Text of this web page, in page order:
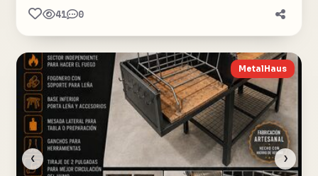
41 0
‹ ›
MetalHaus